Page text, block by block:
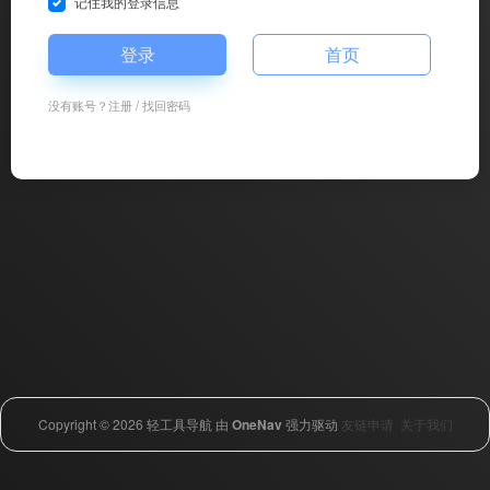
登录 首页
没有账号？注册/找回密码
Copyright © 2026 轻工具导航 由 OneNav强力驱动 友链申请 关于我们